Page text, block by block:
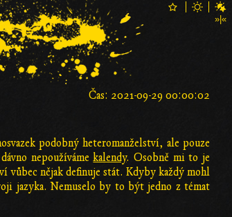
Čas: 2021-09-29 00:00:02
podobný heteromanželství, ale pouze
nepoužíváme kalendy. Osobně mi to je
nějak definuje stát. Kdyby každý mohl
jazyka. Nemuselo by to být jedno z témat